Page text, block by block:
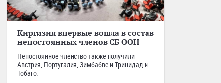
Киргизия впервые вошла в состав
непостоянных членов СБ ООН
Непостоянное членство также получили
Австрия, Португалия, Зимбабве и Тринидад и
Тобаго.